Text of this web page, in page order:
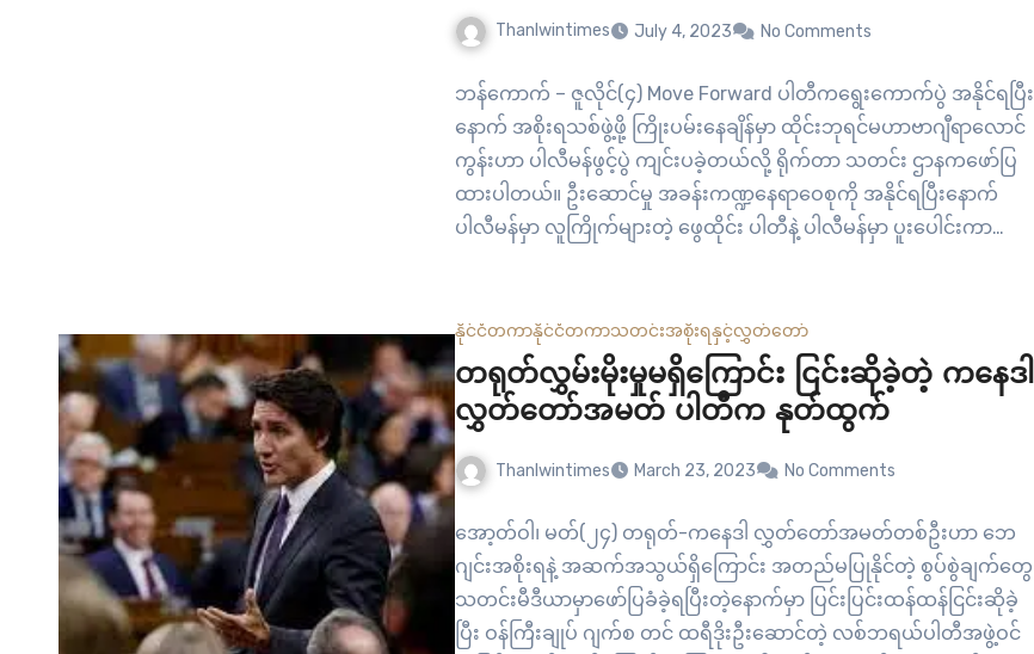
Thanlwintimes July 4, 2023 No Comments
ဘန်ကောက် – ဇူလိုင်(၄) Move Forward ပါတီကရွေးကောက်ပွဲ အနိုင်ရပြီး
နောက် အစိုးရသစ်ဖွဲ့ဖို့ ကြိုးပမ်းနေချိန်မှာ ထိုင်းဘုရင်မဟာဗာဂျီရာလောင်
ကွန်းဟာ ပါလီမန်ဖွင့်ပွဲ ကျင်းပခဲ့တယ်လို့ ရိုက်တာ သတင်း ဌာနကဖော်ပြ
ထားပါတယ်။ ဦးဆောင်မှု အခန်းကဏ္ဍနေရာဝေစုကို အနိုင်ရပြီးနောက်
ပါလီမန်မှာ လူကြိုက်များတဲ့ ဖွေထိုင်း ပါတီနဲ့ ပါလီမန်မှာ ပူးပေါင်းကာ
နိုင်ငံတကာနိုင်ငံတကာသတင်းအစိုးရနှင့်လွှတ်တော်
တရုတ်လွှမ်းမိုးမှုမရှိကြောင်း ငြင်းဆိုခဲ့တဲ့ ကနေဒါ
လွှတ်တော်အမတ် ပါတီက နုတ်ထွက်
Thanlwintimes March 23, 2023 No Comments
အော့တ်ဝါ၊ မတ်(၂၄) တရုတ်-ကနေဒါ လွှတ်တော်အမတ်တစ်ဦးဟာ ဘေ
ဂျင်းအစိုးရနဲ့ အဆက်အသွယ်ရှိကြောင်း အတည်မပြုနိုင်တဲ့ စွပ်စွဲချက်တွေ
သတင်းမီဒီယာမှာဖော်ပြခံခဲ့ရပြီးတဲ့နောက်မှာ ပြင်းပြင်းထန်ထန်ငြင်းဆိုခဲ့
ပြီး ဝန်ကြီးချုပ် ဂျက်စ တင် ထရီဒိုးဦးဆောင်တဲ့ လစ်ဘရယ်ပါတီအဖွဲ့ဝင်